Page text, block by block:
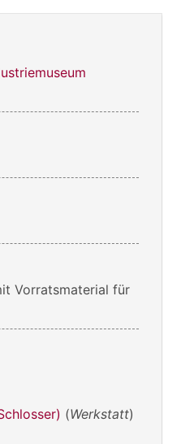
Vorratsmaterial für
(Werkstatt)